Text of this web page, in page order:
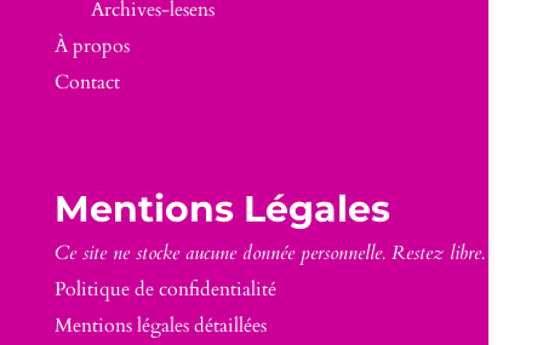
Archives-lesens
À propos
Contact
Mentions Légales
Ce site ne stocke aucune donnée personnelle. Restez libre.
Politique de confidentialité
Mentions légales détaillées